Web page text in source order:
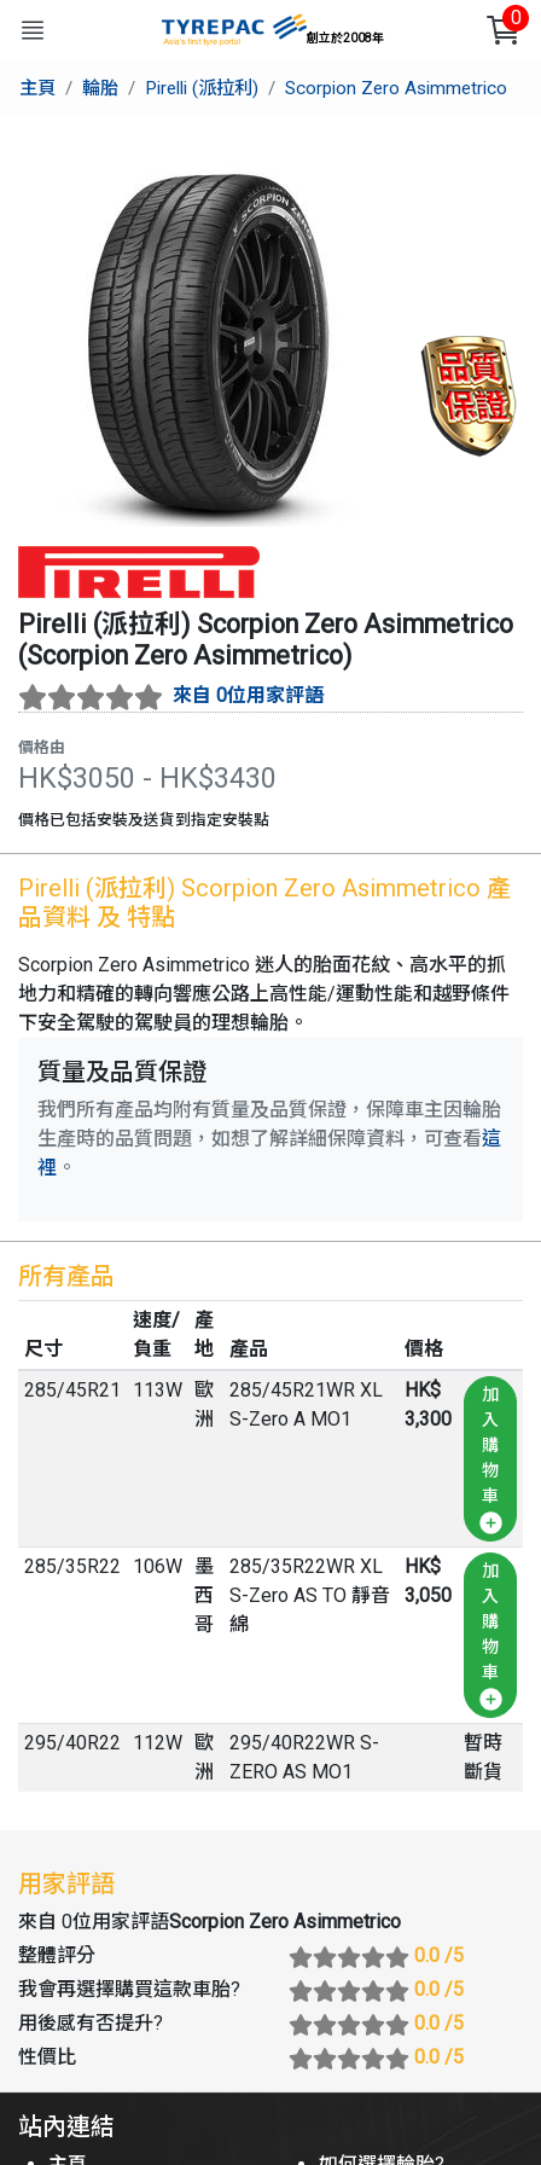
創立於2008年
0
主頁 輪胎 Pirelli (派拉利) Scorpion Zero Asimmetrico
Pirelli (派拉利) Scorpion Zero Asimmetrico
(Scorpion Zero Asimmetrico)
來自 0位用家評語
價格由
HK$3050 - HK$3430
價格已包括安裝及送貨到指定安裝點
Pirelli (派拉利) Scorpion Zero Asimmetrico 產
品資料 及 特點
Scorpion Zero Asimmetrico 迷人的胎面花紋、高水平的抓
地力和精確的轉向響應公路上高性能/運動性能和越野條件
下安全駕駛的駕駛員的理想輪胎。
質量及品質保證
我們所有產品均附有質量及品質保證，保障車主因輪胎
生產時的品質問題，如想了解詳細保障資料，可查看這
裡 。
所有產品
尺寸
速度/
負重
產
地
產品
價格
285/45R21 113W 歐
洲
285/45R21WR XL
S-Zero A MO1
HK$
3,300
加
入
購
物
車
285/35R22 106W 墨
西
哥
285/35R22WR XL
S-Zero AS TO 靜音
綿
HK$
3,050
加
入
購
物
車
295/40R22 112W 歐
洲
295/40R22WR S-
ZERO AS MO1
暫時
斷貨
用家評語
來自 0位用家評語Scorpion Zero Asimmetrico
整體評分
0.0 /5
我會再選擇購買這款車胎? 0.0 /5
用後感有否提升? 0.0 /5
性價比
0.0 /5
站內連結